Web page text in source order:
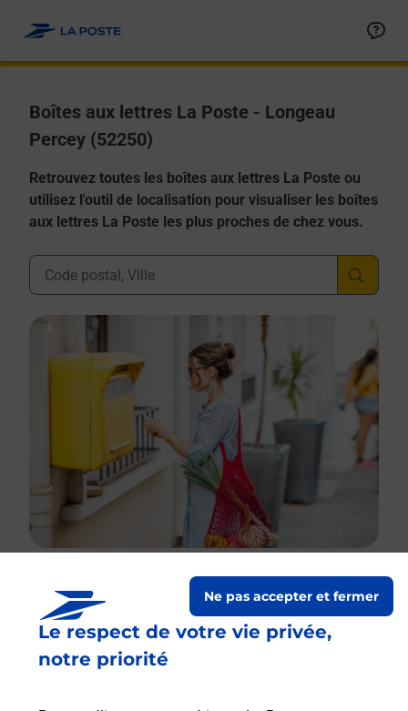
Le respect de votre vie privée,
notre priorité
Ne pas accepter et fermer
Boîtes aux lettres La Poste - Longeau
Percey (52250)
Retrouvez toutes les boîtes aux lettres La Poste ou
utilisez l'outil de localisation pour visualiser les boîtes
aux lettres La Poste les plus proches de chez vous.
Ville, Département, Code Postal
Boîte aux lettres La Poste
Prochaine collecte du courrier
29 Rue De Champagne
Le lien s'ouvre dans un nouvel onglet